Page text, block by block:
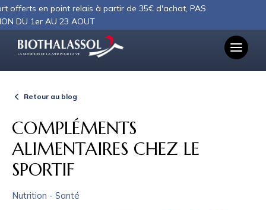
point relais à partir de 35€ d'achat, PAS
AU 23 AOUT
LA NUTRITION DE LA MER POUR LA VIE
Retour au blog
COMPLÉMENTS
ALIMENTAIRES CHEZ LE
SPORTIF
Nutrition - Santé
Panneau de gestion des cookies